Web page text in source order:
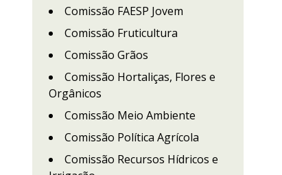
Comissão FAESP Jovem
Comissão Fruticultura
Comissão Grãos
Comissão Hortaliças, Flores e
Orgânicos
Comissão Meio Ambiente
Comissão Política Agrícola
Comissão Recursos Hídricos e